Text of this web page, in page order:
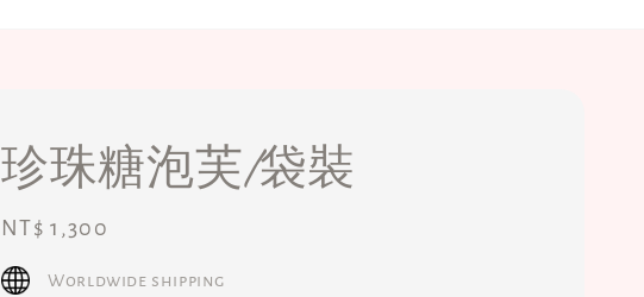
珍珠糖泡芙/袋裝
Regular
price
NT$ 1,300
Worldwide shipping